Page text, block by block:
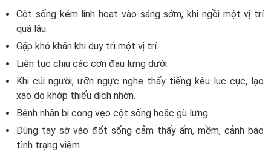
Cột sống kém linh hoạt vào sáng sớm, khi ngồi một vị trí
quá lâu.
Gặp khó khăn khi duy trì một vị trí.
Liên tục chịu các cơn đau lưng dưới.
Khi cúi người, ưỡn ngực nghe thấy tiếng kêu lục cục, lạo
xạo do khớp thiếu dịch nhờn.
Bệnh nhân bị cong vẹo cột sống hoặc gù lưng.
Dùng tay sờ vào đốt sống cảm thấy ấm, mềm, cảnh báo
tình trạng viêm.